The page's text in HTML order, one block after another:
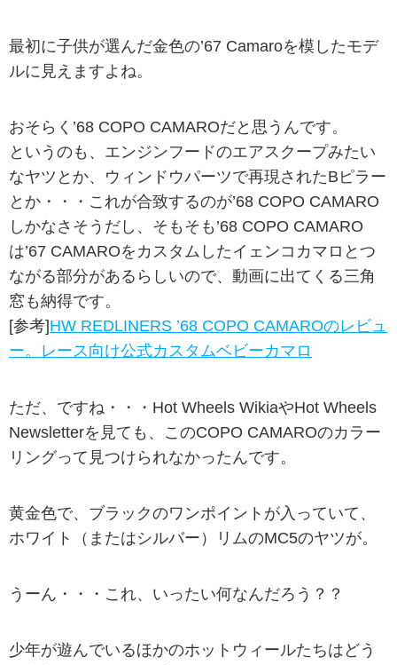
最初に子供が選んだ金色の’67 Camaroを模したモデ
ルに見えますよね。
おそらく’68 COPO CAMAROだと思うんです。
というのも、エンジンフードのエアスクープみたい
なヤツとか、ウィンドウパーツで再現されたBピラー
とか・・・これが合致するのが’68 COPO CAMARO
しかなさそうだし、そもそも’68 COPO CAMARO
は’67 CAMAROをカスタムしたイェンコカマロとつ
ながる部分があるらしいので、動画に出てくる三角
窓も納得です。
[参考]HW REDLINERS ’68 COPO CAMAROのレビュ
ー。レース向け公式カスタムベビーカマロ
ただ、ですね・・・Hot Wheels WikiaやHot Wheels
Newsletterを見ても、このCOPO CAMAROのカラー
リングって見つけられなかったんです。
黄金色で、ブラックのワンポイントが入っていて、
ホワイト（またはシルバー）リムのMC5のヤツが。
うーん・・・これ、いったい何なんだろう？？
少年が遊んでいるほかのホットウィールたちはどう